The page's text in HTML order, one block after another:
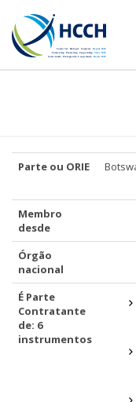
Parte ou ORIE
Membro
desde
Órgão
nacional
É Parte
Contratante
de: 6
instrumentos